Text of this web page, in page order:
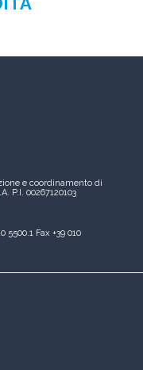
e coordinamento di
P.I. 00267120103
5500.1 Fax +39 010